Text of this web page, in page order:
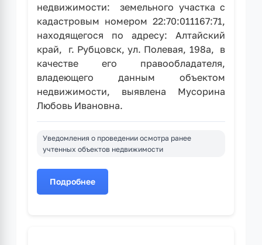
недвижимости: земельного участка с
кадастровым номером 22:70:011167:71,
находящегося по адресу: Алтайский
край, г. Рубцовск, ул. Полевая, 198а, в
качестве его правообладателя,
владеющего данным объектом
недвижимости, выявлена Мусорина
Любовь Ивановна.
Уведомления о проведении осмотра ранее
учтенных объектов недвижимости
Подробнее
о